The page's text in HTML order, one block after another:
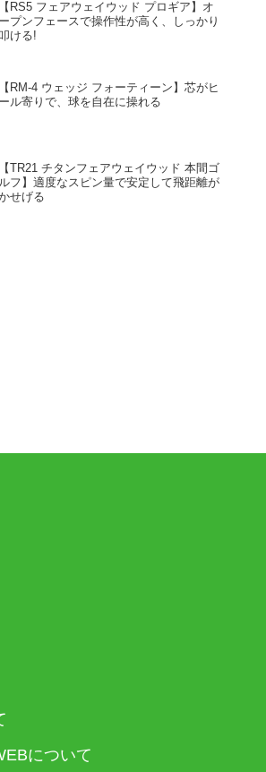
【RS5 フェアウェイウッド プロギア】オ
ープンフェースで操作性が高く、しっかり
叩ける!
【RM-4 ウェッジ フォーティーン】芯がヒ
ール寄りで、球を自在に操れる
【TR21 チタンフェアウェイウッド 本間ゴ
ルフ】適度なスピン量で安定して飛距離が
せげる
について